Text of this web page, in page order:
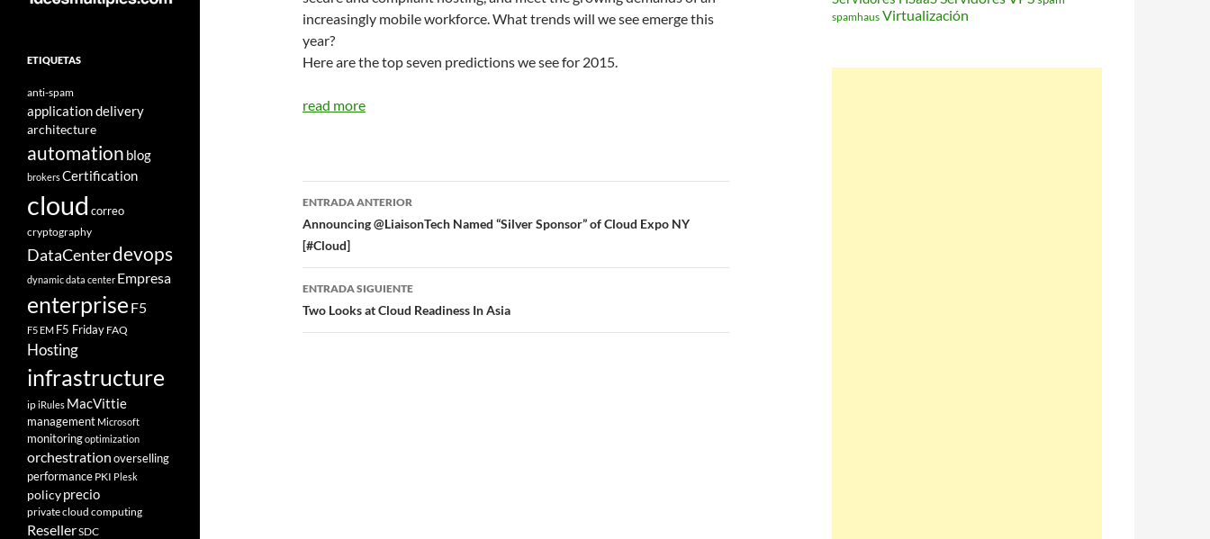
increasingly mobile workforce. What trends will we see emerge this
year?
Here are the top seven predictions we see for 2015.
read more
Navegador
de
entradas
ENTRADA ANTERIOR
Announcing @LiaisonTech Named “Silver Sponsor” of Cloud Expo NY
[#Cloud]
ENTRADA SIGUIENTE
Two Looks at Cloud Readiness In Asia
spamhaus Virtualización
ETIQUETAS
anti-spam
application delivery
architecture
automation blog
brokersCertification
cloud correo
cryptography
DataCenterdevops
dynamic data center Empresa
enterprise F5
F5 EM F5 Friday FAQ
Hosting
infrastructure
ipiRules MacVittie
management Microsoft
monitoringoptimization
orchestrationoverselling
performance PKI Plesk
policyprecio
private cloud computing
ResellerSDC